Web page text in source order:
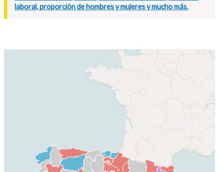
laboral, proporción de hombres y mujeres y mucho más.